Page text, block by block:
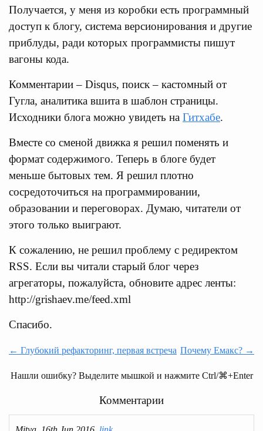
Получается, у меня из коробки есть программный
доступ к блогу, система версионирования и другие
приблуды, ради которых программисты пишут
вагоны кода.
Комментарии – Disqus, поиск – кастомный от
Гугла, аналитика вшита в шаблон страницы.
Исходники блога можно увидеть на Гитхабе.
Вместе со сменой движка я решил поменять и
формат содержимого. Теперь в блоге будет
меньше бытовых тем. Я решил плотно
сосредоточиться на программировании,
образовании и переговорах. Думаю, читатели от
этого только выиграют.
К сожалению, не решил проблему с редиректом
RSS. Если вы читали старый блог через
агрегаторы, пожалуйста, обновите адрес ленты:
http://grishaev.me/feed.xml
Спасибо.
← Глубокий рефакторинг, первая встреча Почему Емакс? →
Нашли ошибку? Выделите мышкой и нажмите Ctrl/⌘+Enter
Комментарии